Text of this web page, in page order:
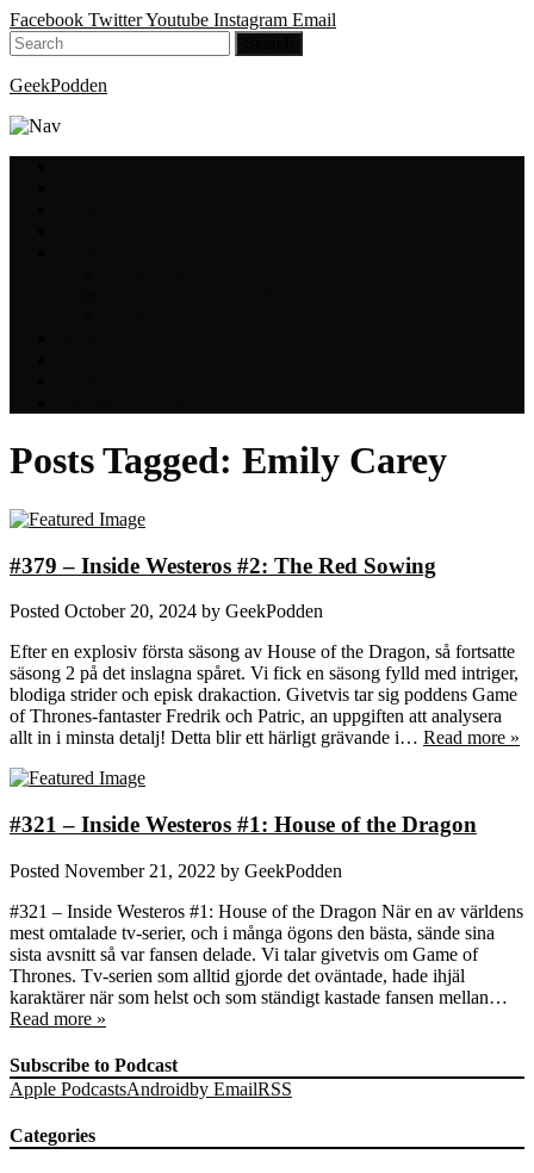
Facebook TwitterYoutube Instagram Email
GeekPodden
Posts Tagged: Emily Carey
#379 – Inside Westeros #2: The Red Sowing
Posted October 20, 2024 by GeekPodden
Efter en explosiv första säsong av House of the Dragon, så fortsatte
säsong 2 på det inslagna spåret. Vi fick en säsong fylld med intriger,
blodiga strider och episk drakaction. Givetvis tar sig poddens Game
of Thrones-fantaster Fredrik och Patric, an uppgiften att analysera
allt in i minsta detalj! Detta blir ett härligt grävande i… Read more »
#321 – Inside Westeros #1: House of the Dragon
Posted November 21, 2022 by GeekPodden
#321 – Inside Westeros #1: House of the Dragon När en av världens
mest omtalade tv-serier, och i många ögons den bästa, sände sina
sista avsnitt så var fansen delade. Vi talar givetvis om Game of
Thrones. Tv-serien som alltid gjorde det oväntade, hade ihjäl
karaktärer när som helst och som ständigt kastade fansen mellan…
Read more »
Subscribe to Podcast
Apple PodcastsAndroidby EmailRSS
Categories